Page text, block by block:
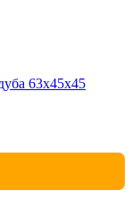
63х45х45